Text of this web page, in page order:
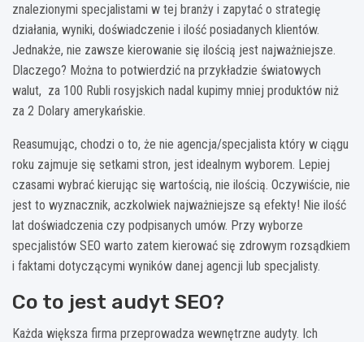
znalezionymi specjalistami w tej branży i zapytać o strategię
działania, wyniki, doświadczenie i ilość posiadanych klientów.
Jednakże, nie zawsze kierowanie się ilością jest najważniejsze.
Dlaczego? Można to potwierdzić na przykładzie światowych
walut, za 100 Rubli rosyjskich nadal kupimy mniej produktów niż
za 2 Dolary amerykańskie.
Reasumując, chodzi o to, że nie agencja/specjalista który w ciągu
roku zajmuje się setkami stron, jest idealnym wyborem. Lepiej
czasami wybrać kierując się wartością, nie ilością. Oczywiście, nie
jest to wyznacznik, aczkolwiek najważniejsze są efekty! Nie ilość
lat doświadczenia czy podpisanych umów. Przy wyborze
specjalistów SEO warto zatem kierować się zdrowym rozsądkiem
i faktami dotyczącymi wyników danej agencji lub specjalisty.
Co to jest audyt SEO?
Każda większa firma przeprowadza wewnętrzne audyty. Ich